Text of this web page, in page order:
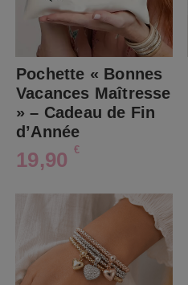
Pochette « Bonnes
Vacances Maîtresse
» – Cadeau de Fin
d’Année
19,90 €